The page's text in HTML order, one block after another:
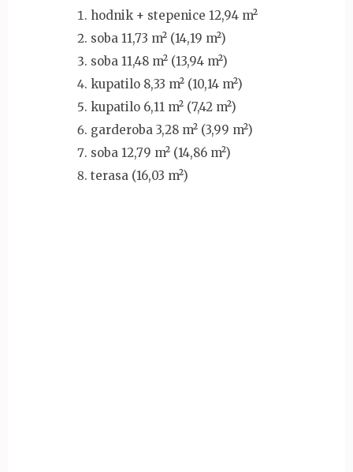
hodnik + stepenice 12,94 m²
soba 11,73 m² (14,19 m²)
soba 11,48 m² (13,94 m²)
kupatilo 8,33 m² (10,14 m²)
kupatilo 6,11 m² (7,42 m²)
garderoba 3,28 m² (3,99 m²)
soba 12,79 m² (14,86 m²)
terasa (16,03 m²)